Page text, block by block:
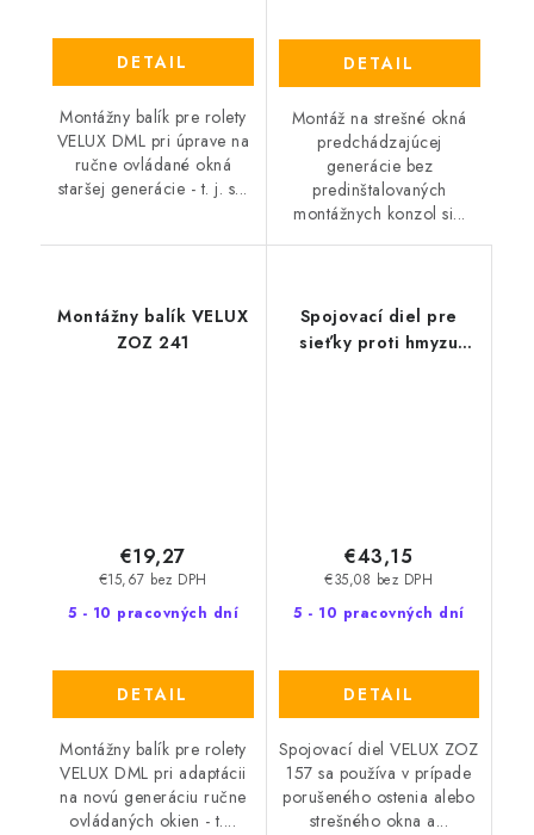
DETAIL
Montážny balík pre rolety
VELUX DML pri úprave na
ručne ovládané okná
staršej generácie - t. j. s...
DETAIL
Montáž na strešné okná
predchádzajúcej
generácie bez
predinštalovaných
montážnych konzol si...
Montážny balík VELUX
ZOZ 241
5 - 10 pracovných dní
€15,67 bez DPH
€19,27
DETAIL
Montážny balík pre rolety
VELUX DML pri adaptácii
na novú generáciu ručne
ovládaných okien - t....
Spojovací diel pre
sieťky proti hmyzu
5 - 10 pracovných dní
€35,08 bez DPH
€43,15
DETAIL
Spojovací diel VELUX ZOZ
157 sa používa v prípade
porušeného ostenia alebo
strešného okna a...